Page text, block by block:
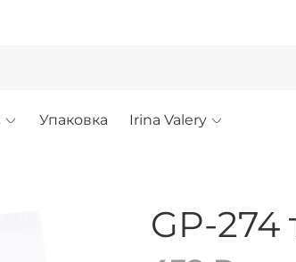
Упаковка
Irina Valery
GP-274